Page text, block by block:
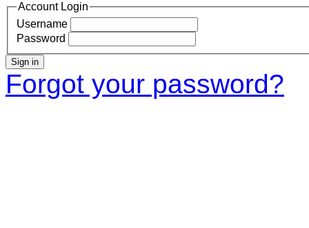
Account Login
Username
Password
Sign in
Forgot your password?